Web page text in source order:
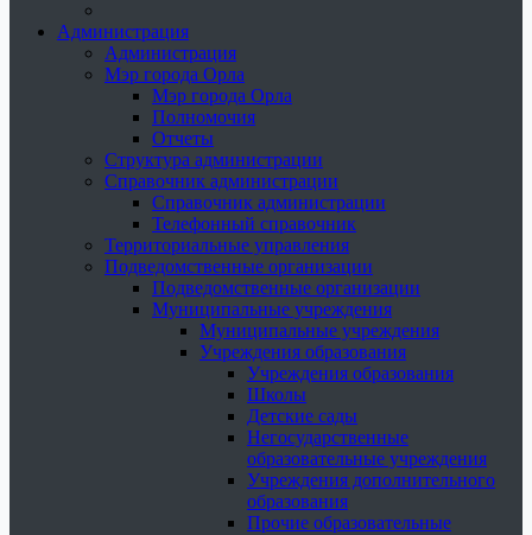
Администрация
Администрация
Мэр города Орла
Мэр города Орла
Полномочия
Отчеты
Структура администрации
Справочник администрации
Справочник администрации
Телефонный справочник
Территориальные управления
Подведомственные организации
Подведомственные организации
Муниципальные учреждения
Муниципальные учреждения
Учреждения образования
Учреждения образования
Школы
Детские сады
Негосударственные
образовательные учреждения
Учреждения дополнительного
образования
Прочие образовательные